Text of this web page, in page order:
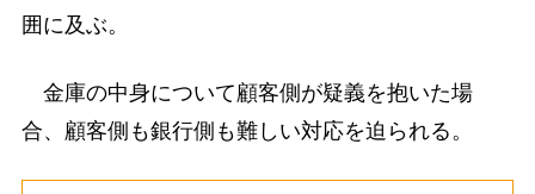
囲に及ぶ。
金庫の中身について顧客側が疑義を抱いた場
合、顧客側も銀行側も難しい対応を迫られる。